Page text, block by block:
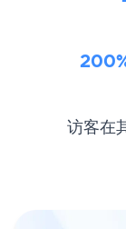
访客在